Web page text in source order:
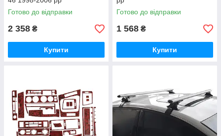
Готово до відправки
2 358 ₴
Купити
Готово до відправки
1 568 ₴
Купити